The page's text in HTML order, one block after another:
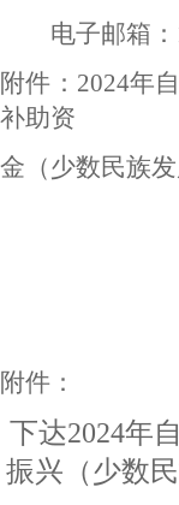
电子邮箱：
附件：2024年
补助资
金（少数民族
兴
附件：
下达2024年
振兴（少数